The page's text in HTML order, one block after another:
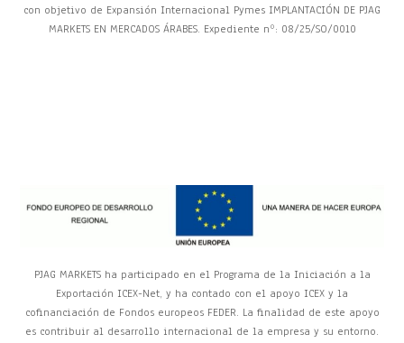
con objetivo de Expansión Internacional Pymes IMPLANTACIÓN DE PJAG
MARKETS EN MERCADOS ÁRABES. Expediente nº: 08/25/SO/0010
PJAG MARKETS ha participado en el Programa de la Iniciación a la
Exportación ICEX-Net, y ha contado con el apoyo ICEX y la
cofinanciación de Fondos europeos FEDER. La finalidad de este apoyo
es contribuir al desarrollo internacional de la empresa y su entorno.